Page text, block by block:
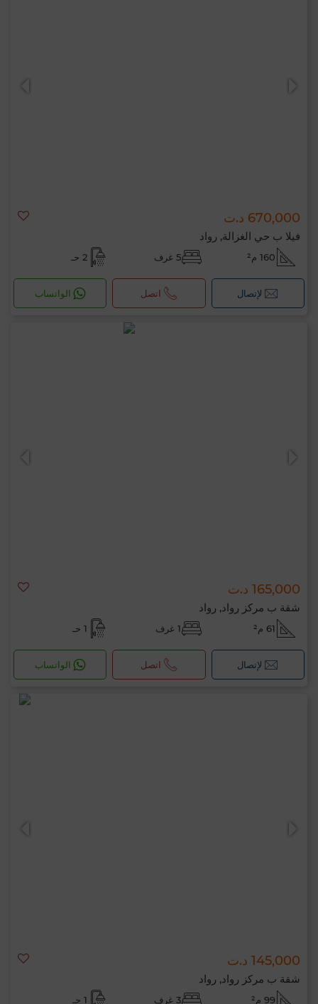
670,000 د.ت
فيلا ب حي الغزالة, رواد
160 م² 5 غرف 2 حـ
لإتصال اتصل الواتساب
165,000 د.ت
شقة ب مركز رواد, رواد
61 م² 1 غرف 1 حـ
لإتصال اتصل الواتساب
145,000 د.ت
شقة ب مركز رواد, رواد
99 م² 3 غرف 1 حـ